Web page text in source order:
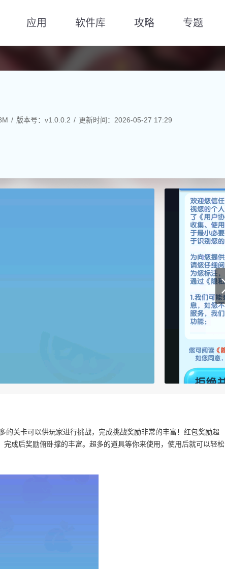
应用 软件库 攻略 专题
版本号：v1.0.0.2 更新时间：2026-05-27 17:29
关卡可以供玩家进行挑战，完成挑战奖励非常的丰富！红包奖励超
成后奖励俯卧撑的丰富。超多的道具等你来使用，使用后就可以轻松